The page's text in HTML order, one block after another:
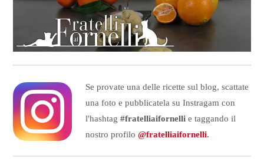
Se provate una delle ricette sul blog, scattate
una foto e pubblicatela su Instragam con
l'hashtag #fratelliaifornellie taggando il
nostro profilo @fratelliaifornelli.